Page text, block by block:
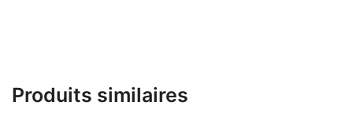
Produits similaires